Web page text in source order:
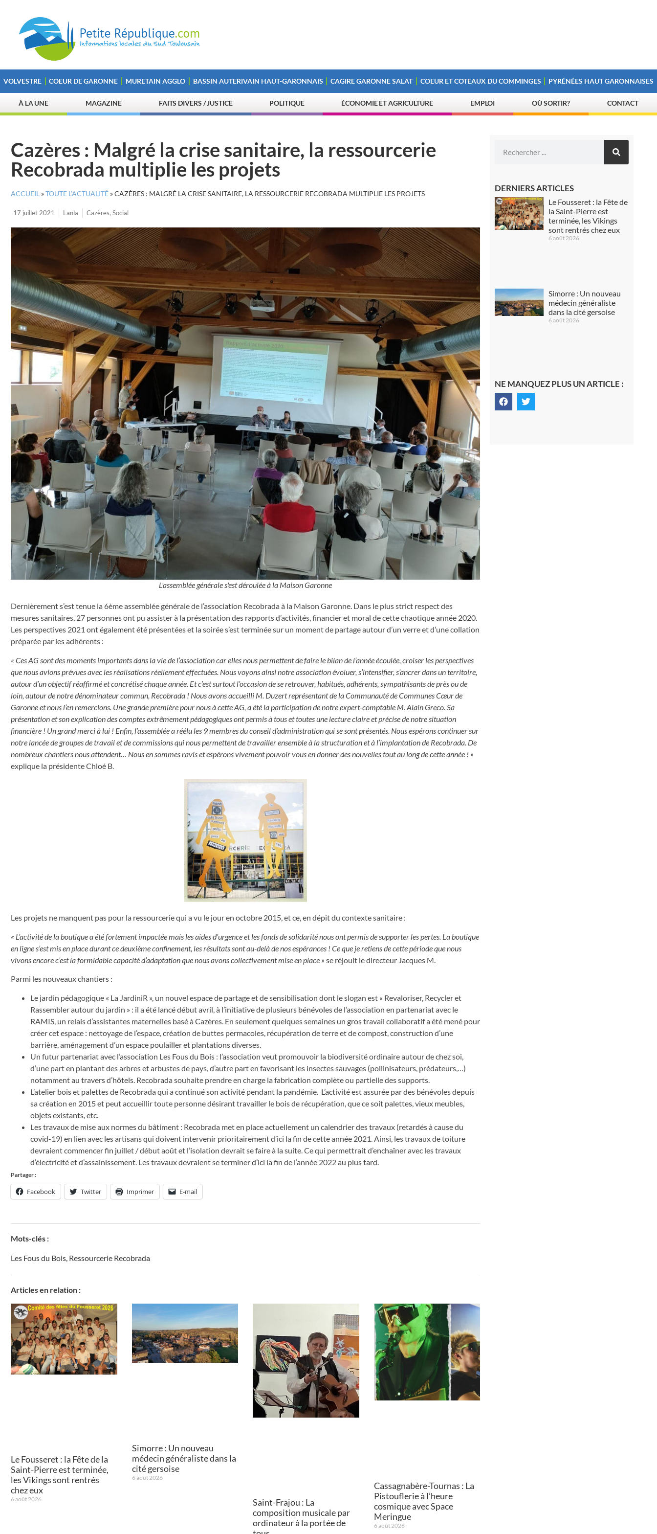
VOLVESTRE COEUR DE GARONNE MURETAIN AGGLO BASSIN AUTERIVAIN HAUT-GARONNAIS CAGIRE GARONNE SALAT COEUR ET COTEAUX DU COMMINGES PYRÉNÉES HAUT GARONNAISES
À LA UNE MAGAZINE FAITS DIVERS / JUSTICE POLITIQUE ÉCONOMIE ET AGRICULTURE EMPLOI OÙ SORTIR? CONTACT
Cazères : Malgré la crise sanitaire, la ressourcerie
Recobrada multiplie les projets
ACCUEIL »TOUTE L’ACTUALITÉ »CAZÈRES : MALGRÉ LA CRISE SANITAIRE, LA RESSOURCERIE RECOBRADA MULTIPLIE LES PROJETS
17 juillet 2021 Lanla Cazères, Social
L'assemblée générale s'est déroulée à la Maison Garonne
Dernièrement s’est tenue la 6ème assemblée générale de l’association Recobrada à la Maison Garonne. Dans le plus strict respect des
mesures sanitaires, 27 personnes ont pu assister à la présentation des rapports d’activités, financier et moral de cette chaotique année 2020.
Les perspectives 2021 ont également été présentées et la soirée s’est terminée sur un moment de partage autour d’un verre et d’une collation
préparée par les adhérents :
« Ces AG sont des moments importants dans la vie de l’association car elles nous permettent de faire le bilan de l’année écoulée, croiser les perspectives
que nous avions prévues avec les réalisations réellement effectuées. Nous voyons ainsi notre association évoluer, s’intensifier, s’ancrer dans un territoire,
autour d’un objectif réaffirmé et concrétisé chaque année. Et c’est surtout l’occasion de se retrouver, habitués, adhérents, sympathisants de près ou de
loin, autour de notre dénominateur commun, Recobrada ! Nous avons accueilli M. Duzert représentant de la Communauté de Communes Cœur de
Garonne et nous l’en remercions. Une grande première pour nous à cette AG, a été la participation de notre expert-comptable M. Alain Greco. Sa
présentation et son explication des comptes extrêmement pédagogiques ont permis à tous et toutes une lecture claire et précise de notre situation
financière ! Un grand merci à lui ! Enfin, l’assemblée a réélu les 9 membres du conseil d’administration qui se sont présentés. Nous espérons continuer sur
notre lancée de groupes de travail et de commissions qui nous permettent de travailler ensemble à la structuration et à l’implantation de Recobrada. De
nombreux chantiers nous attendent… Nous en sommes ravis et espérons vivement pouvoir vous en donner des nouvelles tout au long de cette année ! »
explique la présidente Chloé B.
Les projets ne manquent pas pour la ressourcerie qui a vu le jour en octobre 2015, et ce, en dépit du contexte sanitaire :
« L’activité de la boutique a été fortement impactée mais les aides d’urgence et les fonds de solidarité nous ont permis de supporter les pertes. La boutique
en ligne s’est mis en place durant ce deuxième confinement, les résultats sont au-delà de nos espérances ! Ce que je retiens de cette période que nous
vivons encore c’est la formidable capacité d’adaptation que nous avons collectivement mise en place » se réjouit le directeur Jacques M.
Parmi les nouveaux chantiers :
Le jardin pédagogique « La JardiniR », un nouvel espace de partage et de sensibilisation dont le slogan est « Revaloriser, Recycler et
Rassembler autour du jardin » : il a été lancé début avril, à l’initiative de plusieurs bénévoles de l’association en partenariat avec le
RAMIS, un relais d’assistantes maternelles basé à Cazères. En seulement quelques semaines un gros travail collaboratif a été mené pour
créer cet espace : nettoyage de l’espace, création de buttes permacoles, récupération de terre et de compost, construction d’une
barrière, aménagement d’un espace poulailler et plantations diverses.
Un futur partenariat avec l’association Les Fous du Bois : l’association veut promouvoir la biodiversité ordinaire autour de chez soi,
d’une part en plantant des arbres et arbustes de pays, d’autre part en favorisant les insectes sauvages (pollinisateurs, prédateurs,…)
notamment au travers d’hôtels. Recobrada souhaite prendre en charge la fabrication complète ou partielle des supports.
L’atelier bois et palettes de Recobrada qui a continué son activité pendant la pandémie. L’activité est assurée par des bénévoles depuis
sa création en 2015 et peut accueillir toute personne désirant travailler le bois de récupération, que ce soit palettes, vieux meubles,
objets existants, etc.
Les travaux de mise aux normes du bâtiment : Recobrada met en place actuellement un calendrier des travaux (retardés à cause du
covid-19) en lien avec les artisans qui doivent intervenir prioritairement d’ici la fin de cette année 2021. Ainsi, les travaux de toiture
devraient commencer fin juillet / début août et l’isolation devrait se faire à la suite. Ce qui permettrait d’enchaîner avec les travaux
d’électricité et d’assainissement. Les travaux devraient se terminer d’ici la fin de l’année 2022 au plus tard.
Partager :
Facebook Twitter Imprimer E-mail
Mots-clés :
Les Fous du Bois Ressourcerie Recobrada
Articles en relation :
Le Fousseret : la Fête de la
Saint-Pierre est terminée,
les Vikings sont rentrés
chez eux
6 août 2026
Simorre : Un nouveau
médecin généraliste dans la
cité gersoise
6 août 2026
Saint-Frajou : La
composition musicale par
ordinateur à la portée de
Cassagnabère-Tournas : La
Pistouflerie à l’heure
cosmique avec Space
Meringue
6 août 2026
DERNIERS ARTICLES
Le Fousseret : la Fête de
la Saint-Pierre est
terminée, les Vikings
sont rentrés chez eux
6 août 2026
Simorre : Un nouveau
médecin généraliste
dans la cité gersoise
6 août 2026
NE MANQUEZ PLUS UN ARTICLE :